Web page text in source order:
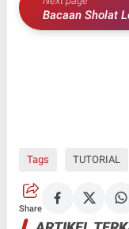
Bacaan Sholat
Ajaran Nabi
Tags TUTORIAL
Share